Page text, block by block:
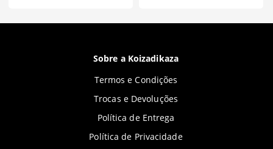
Sobre a Koizadikaza
Termos e Condições
Trocas e Devoluções
Política de Entrega
Política de Privacidade